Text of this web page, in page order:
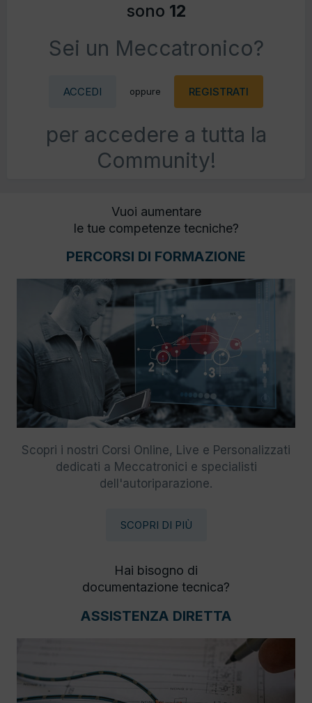
sono 12
Sei un Meccatronico?
ACCEDI oppure REGISTRATI
per accedere a tutta la
Community!
Vuoi aumentare
le tue competenze tecniche?
PERCORSI DI FORMAZIONE
Scopri i nostri Corsi Online, Live e Personalizzati
dedicati a Meccatronici e specialisti
dell'autoriparazione.
SCOPRI DI PIÙ
Hai bisogno di
documentazione tecnica?
ASSISTENZA DIRETTA